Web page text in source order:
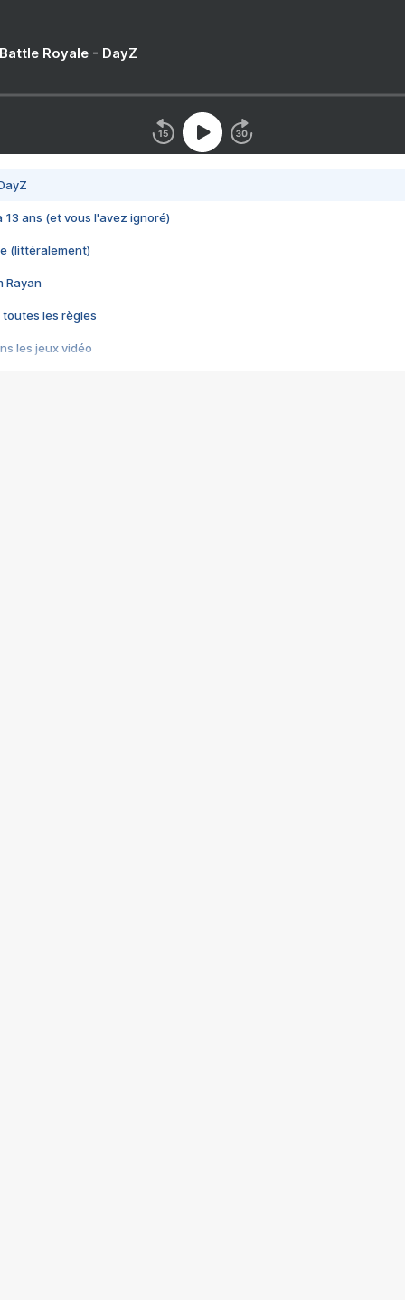
Royale - DayZ
13 ans (et vous l'avez ignoré)
(littéralement)
Rayan
toutes les règles
les jeux vidéo